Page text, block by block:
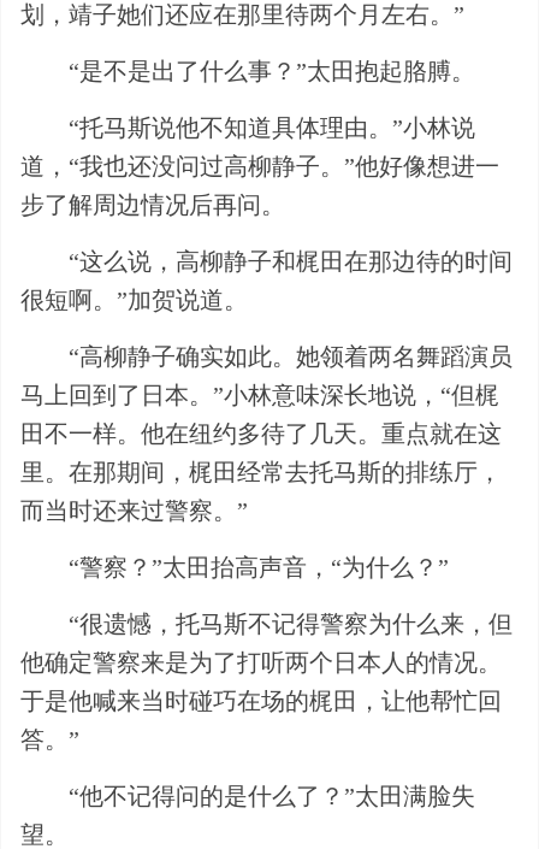
划，靖子她们还应在那里待两个月左右。”
“是不是出了什么事？”太田抱起胳膊。
“托马斯说他不知道具体理由。”小林说
道，“我也还没问过高柳静子。”他好像想进一
步了解周边情况后再问。
“这么说，高柳静子和梶田在那边待的时间
很短啊。”加贺说道。
“高柳静子确实如此。她领着两名舞蹈演员
马上回到了日本。”小林意味深长地说，“但梶
田不一样。他在纽约多待了几天。重点就在这
里。在那期间，梶田经常去托马斯的排练厅，
而当时还来过警察。”
“警察？”太田抬高声音，“为什么？”
“很遗憾，托马斯不记得警察为什么来，但
他确定警察来是为了打听两个日本人的情况。
于是他喊来当时碰巧在场的梶田，让他帮忙回
答。”
“他不记得问的是什么了？”太田满脸失
望。